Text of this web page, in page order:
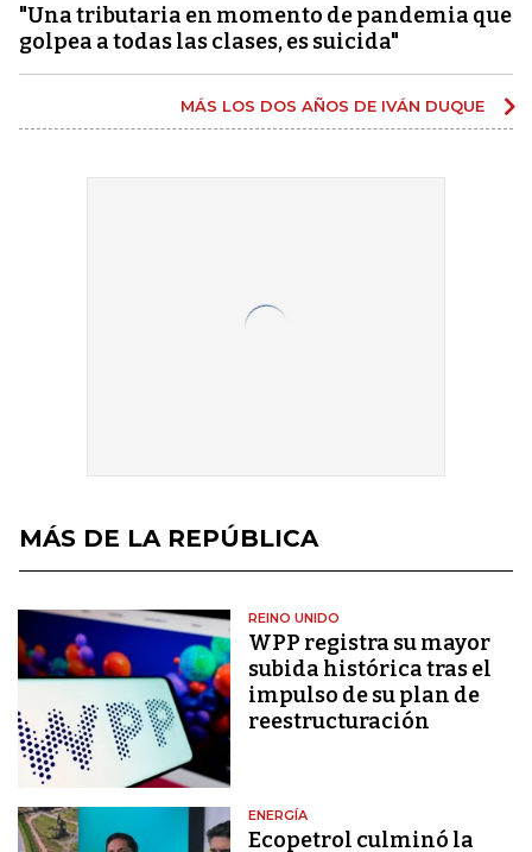
"Una tributaria en momento de pandemia que
golpea a todas las clases, es suicida"
MÁS LOS DOS AÑOS DE IVÁN DUQUE
MÁS DE LA REPÚBLICA
REINO UNIDO
WPP registra su mayor
subida histórica tras el
impulso de su plan de
reestructuración
ENERGÍA
Ecopetrol culminó la